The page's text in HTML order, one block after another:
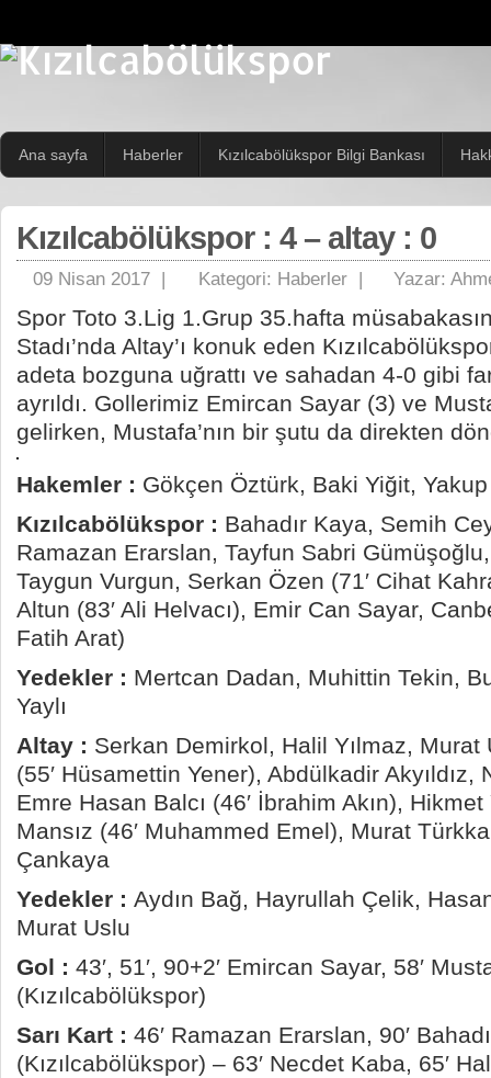
Ana sayfa Haberler Kızılcabölükspor Bilgi Bankası
Kızılcabölükspor : 4 – altay : 0
09 Nisan 2017 | Kategori: Haberler | Yazar:
Spor Toto 3.Lig 1.Grup 35.hafta
Stadı’nda Altay’ı konuk eden
adeta bozguna uğrattı ve sahadan 4-0 gibi
ayrıldı. Gollerimiz Emircan Sayar (3) ve
gelirken, Mustafa’nın bir şutu da direkten
Hakemler : Gökçen Öztürk, Baki Yiğit, Yakup
Kızılcabölükspor : Bahadır Kaya, Semih
Ramazan Erarslan, Tayfun Sabri
Taygun Vurgun, Serkan Özen (71′ Cihat
Altun (83′ Ali Helvacı), Emir Can Sayar,
Fatih Arat)
Yedekler : Mertcan Dadan, Muhittin Tekin,
Yaylı
Altay : Serkan Demirkol, Halil Yılmaz, Murat
(55′ Hüsamettin Yener), Abdülkadir Akyıldız,
Emre Hasan Balcı (46′ İbrahim Akın),
Mansız (46′ Muhammed Emel), Murat
Çankaya
Yedekler : Aydın Bağ, Hayrullah Çelik,
Murat Uslu
Gol : 43′, 51′, 90+2′ Emircan Sayar, 58′
(Kızılcabölükspor)
Sarı Kart : 46′ Ramazan Erarslan, 90′
(Kızılcabölükspor) – 63′ Necdet Kaba, 65′